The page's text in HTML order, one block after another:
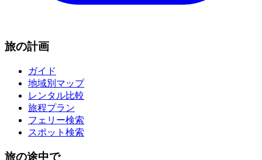
旅の計画
ガイド
地域別マップ
レンタル比較
旅程プラン
フェリー検索
スポット検索
旅の途中で